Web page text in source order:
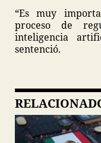
“Es muy
proceso de
inteligencia
sentenció.